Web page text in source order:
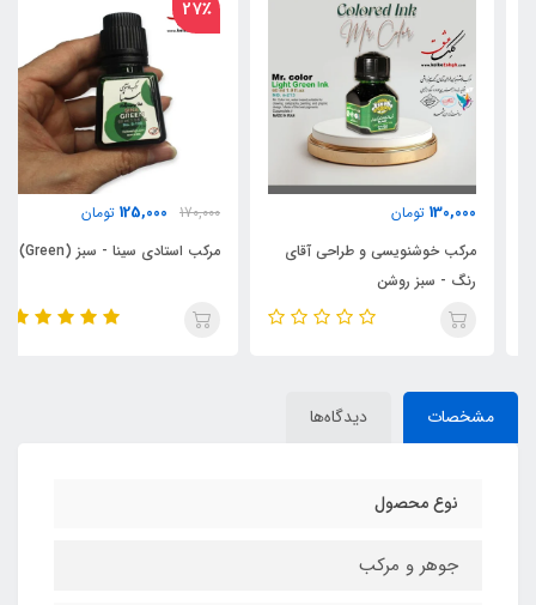
130,000 تومان
مرکب خوشنویسی و طراحی آقای
رنگ - سبز روشن
27٪
170,000
125,000 تومان
مرکب استادی سینا - سبز (Green)
مشخصات دیدگاه‌ها
نوع محصول
جوهر و مرکب